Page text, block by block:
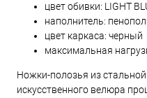
цвет обивки: LIGHT
наполнитель:
цвет каркаса: черный
максимальная
Ножки-полозья из
искусственного велюра